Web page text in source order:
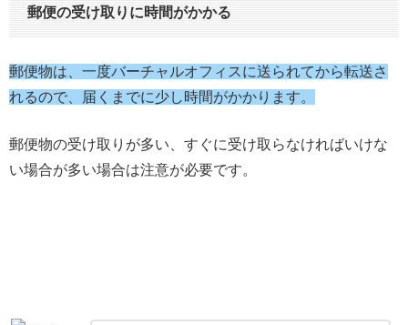
郵便の受け取りに時間がかかる
郵便物は、一度バーチャルオフィスに送られてから転送さ
れるので、届くまでに少し時間がかかります。
郵便物の受け取りが多い、すぐに受け取らなければいけな
い場合が多い場合は注意が必要です。